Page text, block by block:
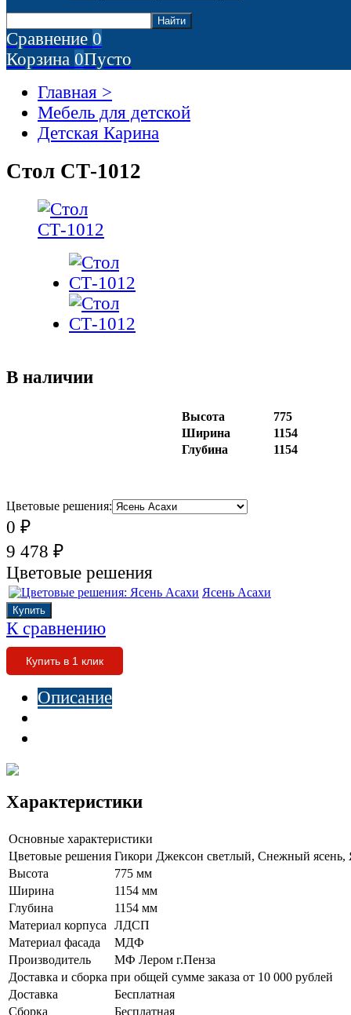
Сравнение 0
Корзина 0Пусто
Главная >
Мебель для детской
Детская Карина
Стол СТ-1012
В наличии
Высота
775
Ширина
1154
Глубина
1154
Цветовые решения:
0 ₽
9 478 ₽
Цветовые решения
Ясень Асахи
К сравнению
Купить в 1 клик
Описание
Характеристики
Основные характеристики
Цветовые решения Гикори Джексон светлый, Снежный ясень,
Высота
775 мм
Ширина
1154 мм
Глубина
1154 мм
Материал корпуса
ЛДСП
Материал фасада
МДФ
Производитель
МФ Лером г.Пенза
Доставка и сборка при общей сумме заказа от 10 000 рублей
Доставка
Бесплатная
Сборка
Бесплатная